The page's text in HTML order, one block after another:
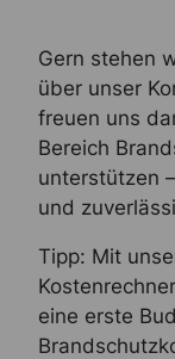
Gern stehen
über unser
freuen uns
Bereich
unterstützen
und
Tipp: Mit
eine erste